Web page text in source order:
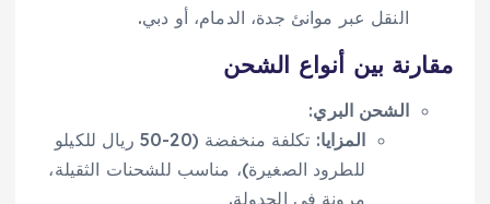
النقل عبر موانئ جدة، الدمام، أو دبي.
مقارنة بين أنواع الشحن
الشحن البري:
المزايا
: تكلفة منخفضة (20-50 ريال للكيلو
للطرود الصغيرة)، مناسب للشحنات الثقيلة،
مرونة في الجدولة.